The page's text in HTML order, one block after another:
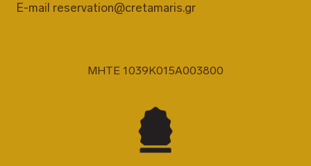
E-mail reservation@cretamaris.gr
MHTE 1039K015A003800